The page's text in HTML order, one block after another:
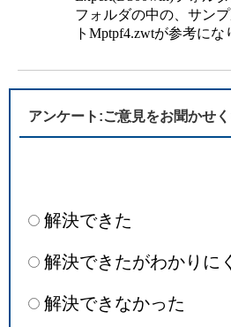
フォルダの中の、サン
トMptpf4.zwtが参考にな
アンケート:ご意見をお聞かせ
解決できた
解決できたがわかりに
解決できなかった